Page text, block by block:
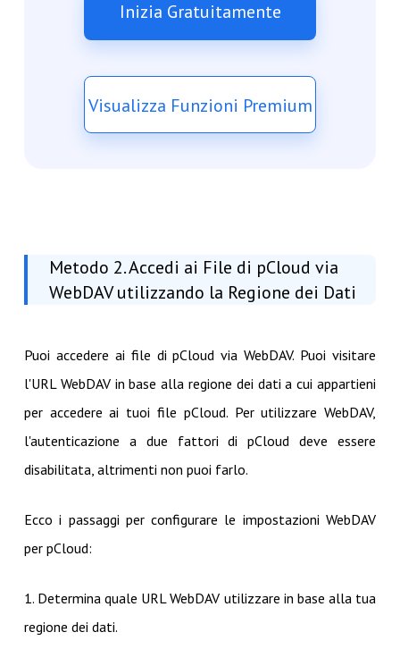
Inizia Gratuitamente
Visualizza Funzioni Premium
Metodo 2. Accedi ai File di pCloud via
WebDAV utilizzando la Regione dei Dati
Puoi accedere ai file di pCloud via WebDAV. Puoi visitare
l'URL WebDAV in base alla regione dei dati a cui appartieni
per accedere ai tuoi file pCloud. Per utilizzare WebDAV,
l'autenticazione a due fattori di pCloud deve essere
disabilitata, altrimenti non puoi farlo.
Ecco i passaggi per configurare le impostazioni WebDAV
per pCloud:
1. Determina quale URL WebDAV utilizzare in base alla tua
regione dei dati.